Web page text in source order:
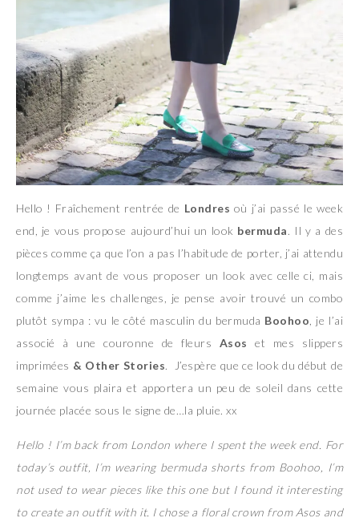
Hello ! Fraîchement rentrée de Londres où j’ai passé le week
end, je vous propose aujourd’hui un look bermuda. Il y a des
pièces comme ça que l’on a pas l’habitude de porter, j’ai attendu
longtemps avant de vous proposer un look avec celle ci, mais
comme j’aime les challenges, je pense avoir trouvé un combo
plutôt sympa : vu le côté masculin du bermuda Boohoo , je l’ai
associé à une couronne de fleurs Asos
et mes slippers
imprimées & Other Stories. J’espère que ce look du début de
semaine vous plaira et apportera un peu de soleil dans cette
journée placée sous le signe de…la pluie. xx
Hello ! I’m back from London where I spent the week end. For
today’s outfit, I’m wearing bermuda shorts from Boohoo, I’m
not used to wear pieces like this one but I found it interesting
to create an outfit with it. I chose a floral crown from Asos and